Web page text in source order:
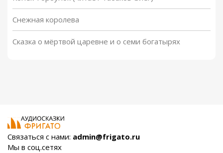
Снежная королева
Сказка о мёртвой царевне и о семи богатырях
Связаться с нами: admin@frigato.ru
Мы в соц.сетях